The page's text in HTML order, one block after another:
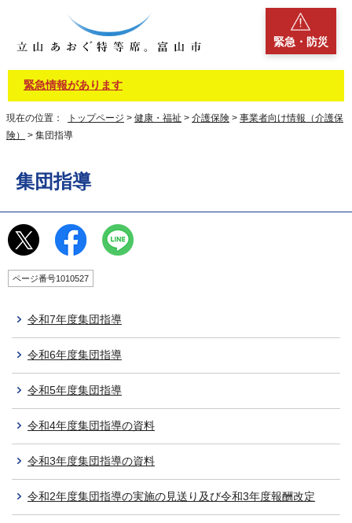
緊急・防災
緊急情報があります
現在の位置： トップページ > 健康・福祉 > 介護保険 > 事業者向け情報（介護保
険）
> 集団指導
集団指導
ページ番号1010527
令和7年度集団指導
令和6年度集団指導
令和5年度集団指導
令和4年度集団指導の資料
令和3年度集団指導の資料
令和2年度集団指導の実施の見送り及び令和3年度報酬改定